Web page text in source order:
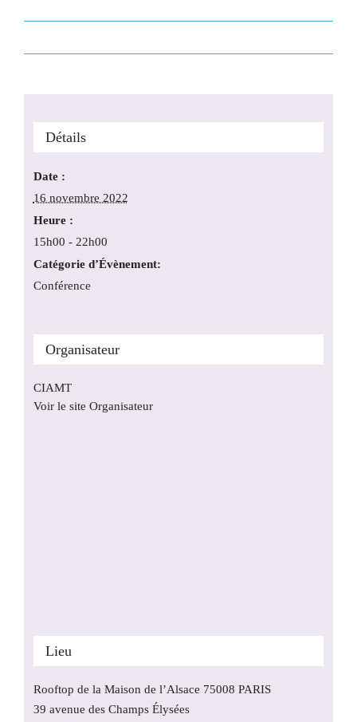
Détails
Date :
16 novembre 2022
Heure :
15h00 - 22h00
Catégorie d’Évènement:
Conférence
Organisateur
CIAMT
Voir le site Organisateur
Lieu
Rooftop de la Maison de l’Alsace 75008 PARIS
39 avenue des Champs Élysées